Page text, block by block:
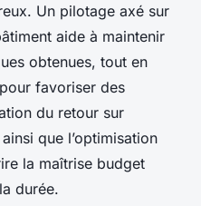
Un pilotage axé sur
aide à maintenir
obtenues, tout en
favoriser des
du retour sur
que l’optimisation
la maîtrise budget
durée.